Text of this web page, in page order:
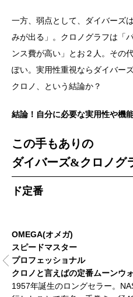
一方、弱点として、ダイバーズ
みが出る」。クロノグラフは「
ンス費が高い」とお２人。その
ぽい。実用性重視ならダイバー
クロノ、という結論か？
結論！自分に必要な実用性や機
この手もありの
ダイバーズ&クロノグ
ド定番
OMEGA(オメガ)
スピードマスター
プロフェッショナル
クロノと言えばの定番ムーンウ
1957年誕生のロングセラー。